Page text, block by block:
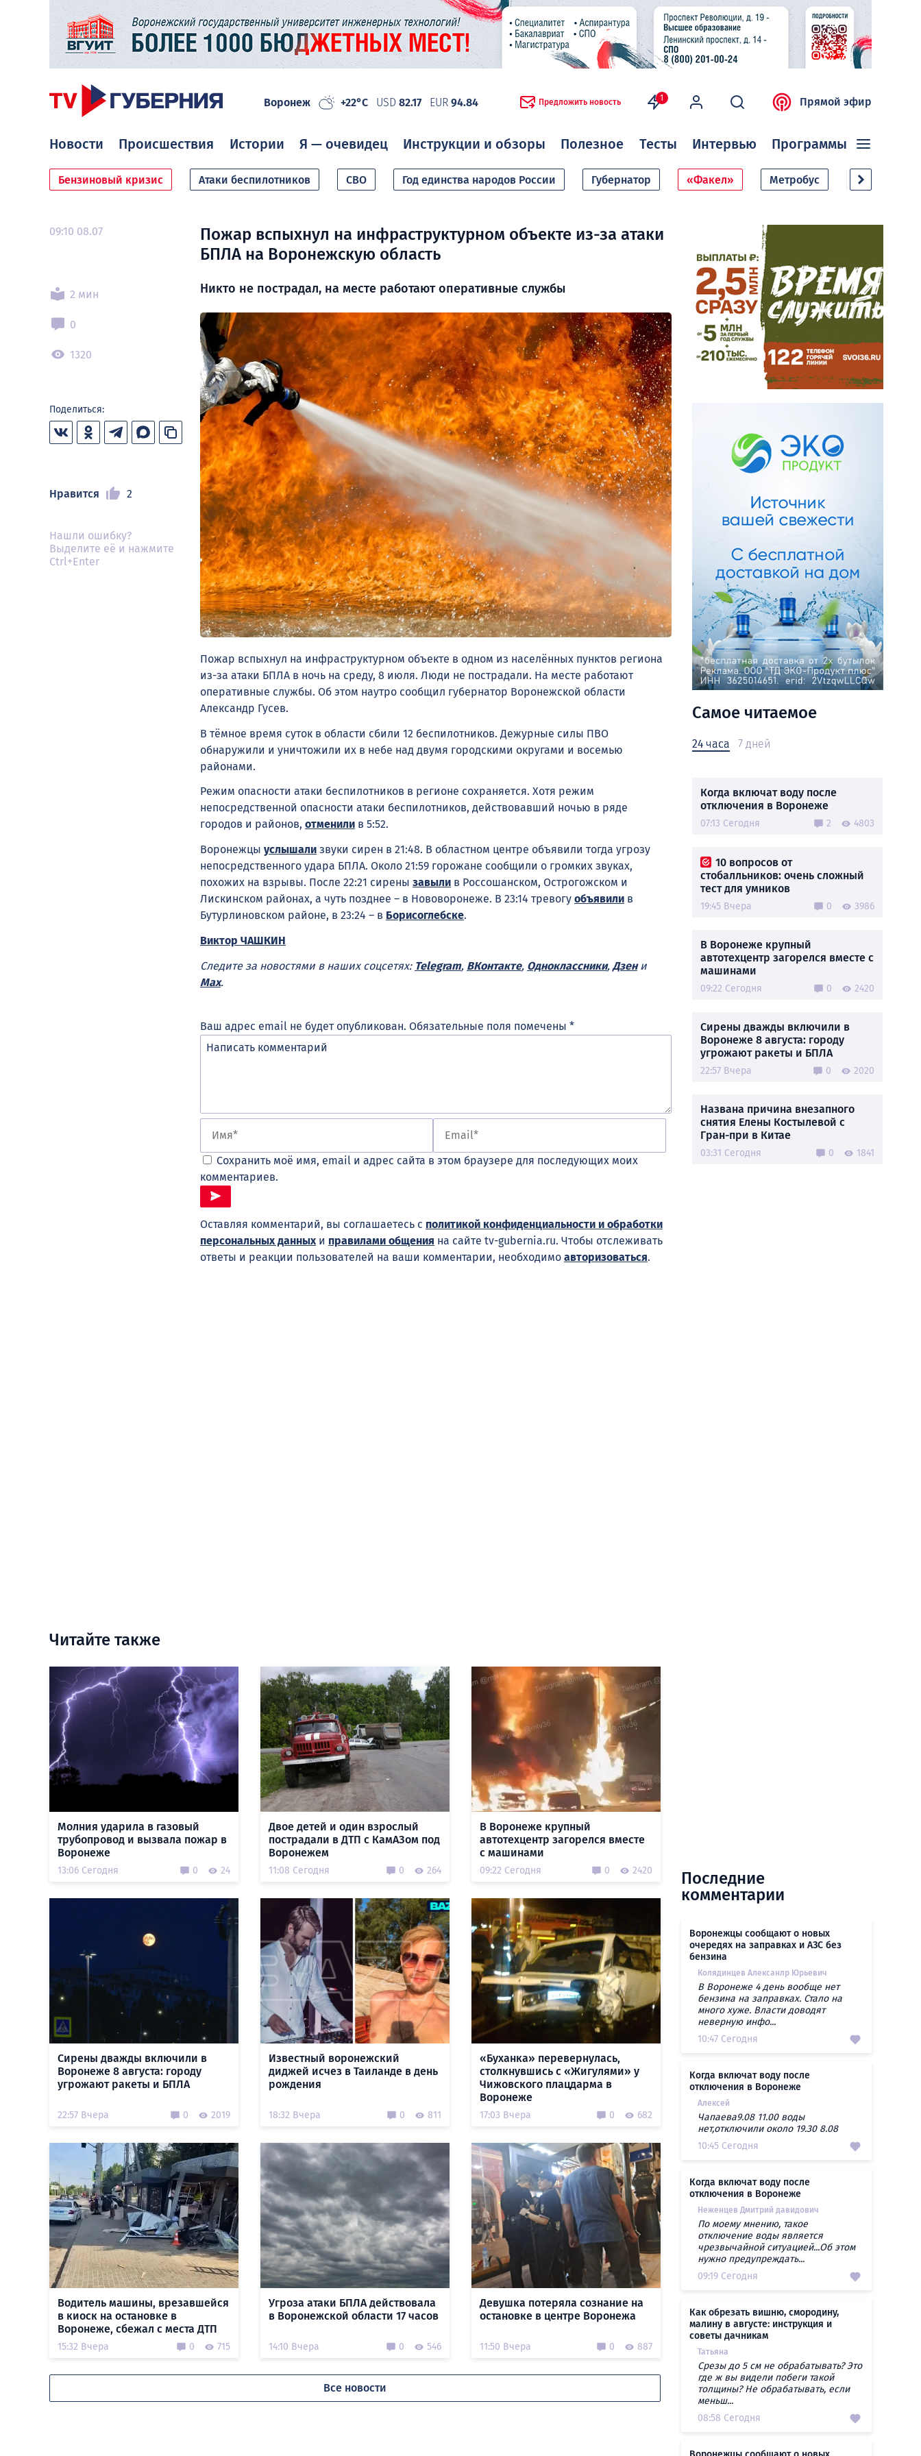
Воронеж +22°C USD 82.17 EUR 94.84 Предложить новость 1 Прямой эфир
Новости Происшествия Истории Я — очевидец Инструкции и обзоры Полезное Тесты Интервью Программы
Бензиновый кризис Атаки беспилотников СВО Год единства народов России Губернатор «Факел» Метробус Дачный
09:10 08.07
2 мин
0
1320
Поделиться:
Нравится 2
Нашли ошибку?
Выделите её и нажмите
Ctrl+Enter
Пожар вспыхнул на инфраструктурном объекте из-за атаки
БПЛА на Воронежскую область
Никто не пострадал, на месте работают оперативные службы
Пожар вспыхнул на инфраструктурном объекте в одном из населённых пунктов региона
из-за атаки БПЛА в ночь на среду, 8 июля. Люди не пострадали. На месте работают
оперативные службы. Об этом наутро сообщил губернатор Воронежской области
Александр Гусев.
В тёмное время суток в области сбили 12 беспилотников. Дежурные силы ПВО
обнаружили и уничтожили их в небе над двумя городскими округами и восемью
районами.
Режим опасности атаки беспилотников в регионе сохраняется. Хотя режим
непосредственной опасности атаки беспилотников, действовавший ночью в ряде
городов и районов, отменили в 5:52.
Воронежцы услышали звуки сирен в 21:48. В областном центре объявили тогда угрозу
непосредственного удара БПЛА. Около 21:59 горожане сообщили о громких звуках,
похожих на взрывы. После 22:21 сирены завыли в Россошанском, Острогожском и
Лискинском районах, а чуть позднее – в Нововоронеже. В 23:14 тревогу объявили в
Бутурлиновском районе, в 23:24 – в Борисоглебске.
Виктор ЧАШКИН
Следите за новостями в наших соцсетях: Telegram, ВКонтакте, Одноклассники, Дзени
Max.
Ваш адрес email не будет опубликован. Обязательные поля помечены *
Сохранить моё имя, email и адрес сайта в этом браузере для последующих моих
комментариев.
Оставляя комментарий, вы соглашаетесь с политикой конфиденциальности и обработки
персональных данных и правилами общения на сайте tv-gubernia.ru. Чтобы отслеживать
ответы и реакции пользователей на ваши комментарии, необходимо авторизоваться.
Самое читаемое
24 часа 7 дней
Когда включат воду после
отключения в Воронеже
07:13 Сегодня 2 4803
10 вопросов от
стобалльников: очень сложный
тест для умников
19:45 Вчера 0 3986
В Воронеже крупный
автотехцентр загорелся вместе с
машинами
09:22 Сегодня 0 2420
Сирены дважды включили в
Воронеже 8 августа: городу
угрожают ракеты и БПЛА
22:57 Вчера 0 2020
Названа причина внезапного
снятия Елены Костылевой с
Гран-при в Китае
03:31 Сегодня 0 1841
Читайте также
Молния ударила в газовый
трубопровод и вызвала пожар в
Воронеже
13:06 Сегодня 0 24
Двое детей и один взрослый
пострадали в ДТП с КамАЗом под
Воронежем
11:08 Сегодня 0 264
В Воронеже крупный
автотехцентр загорелся вместе
с машинами
09:22 Сегодня 0 2420
Сирены дважды включили в
Воронеже 8 августа: городу
угрожают ракеты и БПЛА
22:57 Вчера 0 2019
Известный воронежский
диджей исчез в Таиланде в день
рождения
18:32 Вчера 0 811
«Буханка» перевернулась,
столкнувшись с «Жигулями» у
Чижовского плацдарма в
Воронеже
17:03 Вчера 0 682
Водитель машины, врезавшейся
в киоск на остановке в
Воронеже, сбежал с места ДТП
15:32 Вчера 0 715
Угроза атаки БПЛА действовала
в Воронежской области 17 часов
14:10 Вчера 0 546
Девушка потеряла сознание на
остановке в центре Воронежа
11:50 Вчера 0 887
Все новости
Последние
комментарии
Воронежцы сообщают о новых
очередях на заправках и АЗС без
бензина
Колядинцев Алексанлр Юрьевич
В Воронеже 4 день вообще нет
бензина на заправках. Стало на
много хуже. Власти доводят
неверную инфо...
10:47 Сегодня
Когда включат воду после
отключения в Воронеже
Алексей
Чапаева9.08 11.00 воды
нет,отключили около 19.30 8.08
10:45 Сегодня
Когда включат воду после
отключения в Воронеже
Неженцев Дмитрий давидович
По моему мнению, такое
отключение воды является
чрезвычайной ситуацией...Об этом
нужно предупреждать...
09:19 Сегодня
Как обрезать вишню, смородину,
малину в августе: инструкция и
советы дачникам
Татьяна
Срезы до 5 см не обрабатывать? Это
где ж вы видели побеги такой
толщины? Не обрабатывать, если
меньш...
08:58 Сегодня